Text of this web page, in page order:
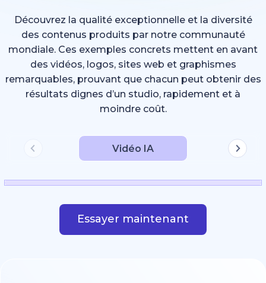
Découvrez la qualité exceptionnelle et la diversité
des contenus produits par notre communauté
mondiale. Ces exemples concrets mettent en avant
des vidéos, logos, sites web et graphismes
remarquables, prouvant que chacun peut obtenir des
résultats dignes d’un studio, rapidement et à
moindre coût.
Vidéo IA
Essayer maintenant